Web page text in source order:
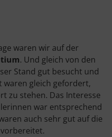
waren wir auf der
. Und gleich von den
Stand gut besucht und
gleich gefordert,
zu stehen. Das Interesse
war entsprechend
auch sehr gut auf die